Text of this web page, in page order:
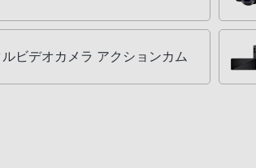
ビデオカメラ アクションカム